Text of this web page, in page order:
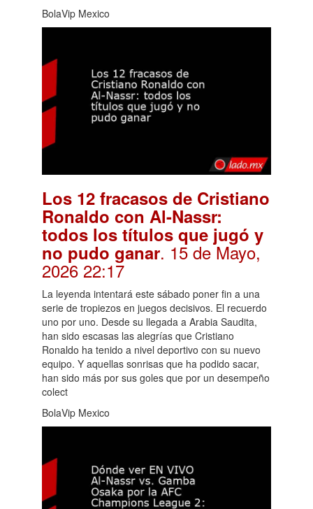
BolaVip Mexico
Los 12 fracasos de Cristiano
Ronaldo con Al-Nassr:
todos los títulos que jugó y
no pudo ganar. 15 de Mayo,
2026 22:17
La leyenda intentará este sábado poner fin a una
serie de tropiezos en juegos decisivos. El recuerdo
uno por uno. Desde su llegada a Arabia Saudita,
han sido escasas las alegrías que Cristiano
Ronaldo ha tenido a nivel deportivo con su nuevo
equipo. Y aquellas sonrisas que ha podido sacar,
han sido más por sus goles que por un desempeño
colect
BolaVip Mexico